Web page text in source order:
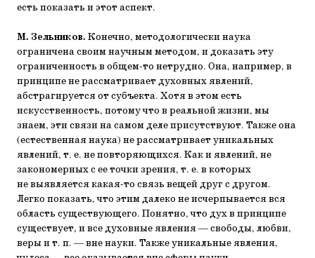
есть показать и этот аспект.
М. Зельников. Конечно, методологически наука
ограничена своим научным методом, и доказать эту
ограниченность в общем-то нетрудно. Она, например, в
принципе не рассматривает духовных явлений,
абстрагируется от субъекта. Хотя в этом есть
искусственность, потому что в реальной жизни, мы
знаем, эти связи на самом деле присутствуют. Также она
(естественная наука) не рассматривает уникальных
явлений, т. е. не повторяющихся. Как и явлений, не
закономерных с ее точки зрения, т. е. в которых
не выявляется какая-то связь вещей друг с другом.
Легко показать, что этим далеко не исчерпывается вся
область существующего. Понятно, что дух в принципе
существует, и все духовные явления — свободы, любви,
веры и т. п. — вне науки. Также уникальные явления,